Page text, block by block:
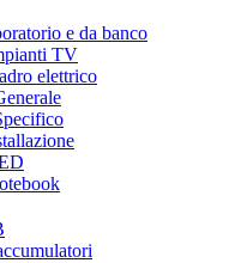
e da banco
TV
elettrico